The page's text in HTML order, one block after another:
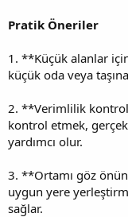
Pratik Öneriler
1. **Küçük alanlar
küçük oda veya
2. **Verimlilik
kontrol etmek,
yardımcı olur.
3. **Ortamı göz
uygun yere
sağlar.